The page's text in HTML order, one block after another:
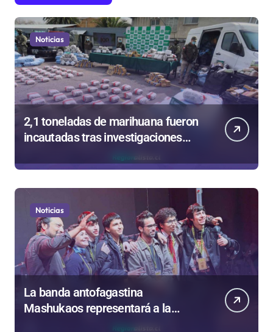
Noticias
2,1 toneladas de marihuana fueron
incautadas tras investigaciones
Noticias
La banda antofagastina
Mashukaos representará a la